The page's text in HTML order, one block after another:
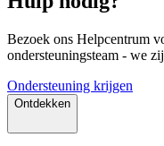
Bezoek ons Helpcentrum
ondersteuningsteam - we
Ondersteuning krijgen
Ontdekken